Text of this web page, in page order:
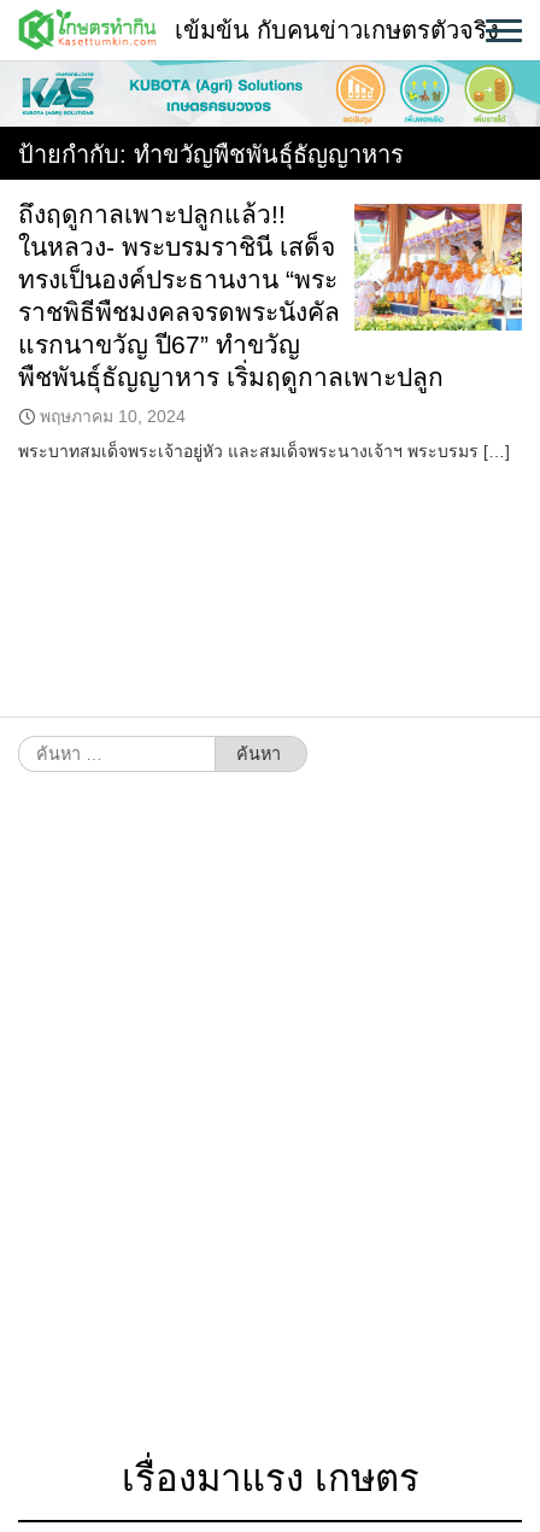
Skip
content
พืช
หน้าแรก
แวดวงเกษตร
ใคร ทำอะไร ที่ไหน
สถานีข่าววันนี้
เข้มข้น กับคนข่าวเกษตรตัวจริง
ป้ายกำกับ: ทำขวัญพืชพันธุ์ธัญญาหาร
ถึงฤดูกาลเพาะปลูกแล้ว!!
ในหลวง- พระบรมราชินี เสด็จ
ทรงเป็นองค์ประธานงาน “พระ
ราชพิธีพืชมงคลจรดพระนังคัล
แรกนาขวัญ ปี67” ทำขวัญ
พืชพันธุ์ธัญญาหาร เริ่มฤดูกาลเพาะปลูก
พฤษภาคม 10, 2024
พระบาทสมเด็จพระเจ้าอยู่หัว และสมเด็จพระนางเจ้าฯ พระบรมร […]
ค้นหา
สำหรับ:
เรื่องมาแรง เกษตร